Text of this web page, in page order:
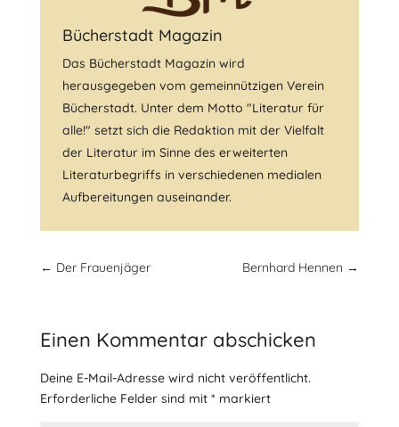
Bücherstadt Magazin
Das Bücherstadt Magazin wird
herausgegeben vom gemeinnützigen Verein
Bücherstadt. Unter dem Motto "Literatur für
alle!" setzt sich die Redaktion mit der Vielfalt
der Literatur im Sinne des erweiterten
Literaturbegriffs in verschiedenen medialen
Aufbereitungen auseinander.
← Der Frauenjäger Bernhard Hennen →
Einen Kommentar abschicken
Deine E-Mail-Adresse wird nicht veröffentlicht.
Erforderliche Felder sind mit * markiert